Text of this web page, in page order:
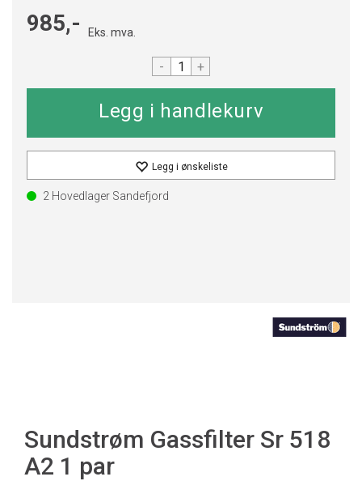
Eks. mva.
985,-
- +
Legg i ønskeliste
2 Hovedlager Sandefjord
Sundstrøm Gassfilter Sr 518
A2 1 par